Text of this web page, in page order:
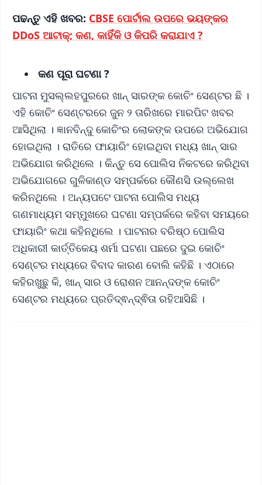
ପଢନ୍ତୁ ଏହି ଖବର: CBSE ପୋର୍ଟାଲ ଉପରେ ଭୟଙ୍କର
DDoS ଆଟାକ୍; କଣ, କାହିଁକି ଓ କିପରି କରାଯାଏ ?
କଣ ପୂରା ଘଟଣା ?
ପାଟନା ମୁସଲ୍ଲହପୁରରେ ଖାନ୍ ସାରଙ୍କ କୋଚିଂ ସେଣ୍ଟର ଛି ।
ଏହି କୋଚିଂ ସେଣ୍ଟରରେ ଜୁନ ୨ ତାରିଖରେ ମାରପିଟ ଖବର
ଆସିଥିଲା । ଜ୍ଞାନବିନ୍ଦୁ କୋଚିଂର ଲୋକଙ୍କ ଉପରେ ଅଭିଯୋଗ
ହୋଇଥିଲା । ରାତିରେ ଫାୟାରିଂ ହୋଇଥିବା ମଧ୍ୟ ଖାନ୍ ସାର
ଅଭିଯୋଗ କରିଥିଲେ । କିନ୍ତୁ ସେ ପୋଲିସ ନିକଟରେ କରିଥିବା
ଅଭିଯୋଗରେ ଗୁଳିକାଣ୍ଡ ସମ୍ପର୍କରେ କୌଣସି ଉଲ୍ଲେଖ
କରିନଥିଲେ । ଅନ୍ୟପଟେ ପାଟନା ପୋଲିସ ମଧ୍ୟ
ଗଣମାଧ୍ୟମ ସମ୍ମୁଖରେ ଘଟଣା ସମ୍ପର୍କରେ କହିବା ସମୟରେ
ଫାୟାରିଂ କଥା କହିନଥିଲେ । ପାଟନାର ବରିଷ୍ଠ ପୋଲିସ
ଅଧିକାରୀ କାର୍ତ୍ତିକେୟ ଶର୍ମା ଘଟଣା ପଛରେ ଦୁଇ କୋଚିଂ
ସେଣ୍ଟର ମଧ୍ୟରେ ବିବାଦ କାରଣ ବୋଲି କହିଛି । ଏଠାରେ
କହିରଖୁଛୁ କି, ଖାନ୍ ସାର ଓ ରୋଶନ ଆନନ୍ଦଙ୍କ କୋଚିଂ
ସେଣ୍ଟର ମଧ୍ୟରେ ପ୍ରତିଦ୍ଵନ୍ଦ୍ଵିତା ରହିଆସିଛି ।